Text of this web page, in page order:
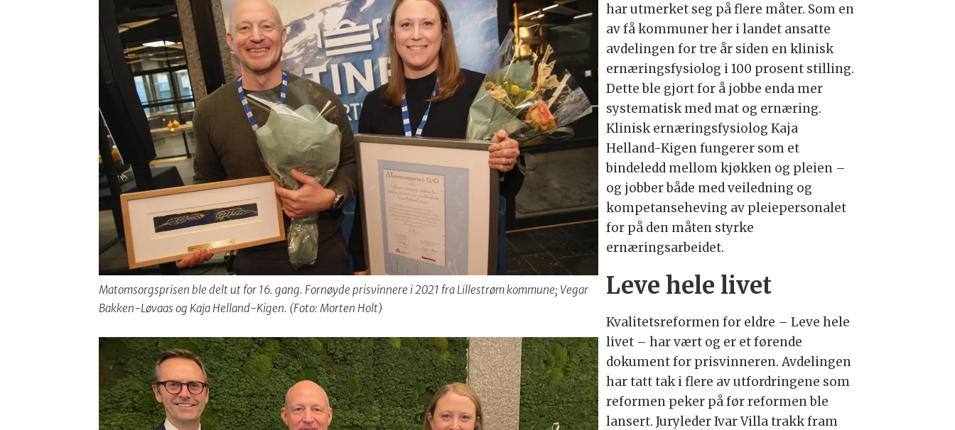
Matomsorgsprisen ble delt ut for 16. gang. Fornøyde prisvinnere i 2021 fra Lillestrøm kommune; Vegar
Bakken-Løvaas og Kaja Helland-Kigen. (Foto: Morten Holt)
har utmerket seg på flere måter. Som en
av få kommuner her i landet ansatte
avdelingen for tre år siden en klinisk
ernæringsfysiolog i 100 prosent stilling.
Dette ble gjort for å jobbe enda mer
systematisk med mat og ernæring.
Klinisk ernæringsfysiolog Kaja
Helland-Kigen fungerer som et
bindeledd mellom kjøkken og pleien –
og jobber både med veiledning og
kompetanseheving av pleiepersonalet
for på den måten styrke
ernæringsarbeidet.
Leve hele livet
Kvalitetsreformen for eldre – Leve hele
livet – har vært og er et førende
dokument for prisvinneren. Avdelingen
har tatt tak i flere av utfordringene som
reformen peker på før reformen ble
lansert. Juryleder Ivar Villa trakk fram